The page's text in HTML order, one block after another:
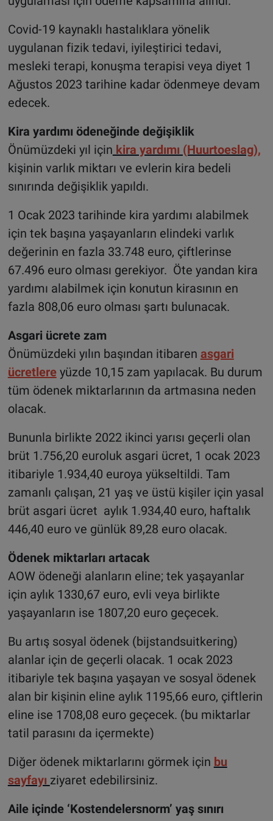
Covid-19 kaynaklı hastalıklara yönelik
uygulanan fizik tedavi, iyileştirici tedavi,
mesleki terapi, konuşma terapisi veya diyet 1
Ağustos 2023 tarihine kadar ödenmeye devam
edecek.
Kira yardımı ödeneğinde değişiklik
Önümüzdeki yıl için kira yardımı (Huurtoeslag),
kişinin varlık miktarı ve evlerin kira bedeli
sınırında değişiklik yapıldı.
1 Ocak 2023 tarihinde kira yardımı alabilmek
için tek başına yaşayanların elindeki varlık
değerinin en fazla 33.748 euro, çiftlerinse
67.496 euro olması gerekiyor. Öte yandan kira
yardımı alabilmek için konutun kirasının en
fazla 808,06 euro olması şartı bulunacak.
Asgari ücrete zam
Önümüzdeki yılın başından itibaren asgari
ücretlereyüzde 10,15 zam yapılacak. Bu durum
tüm ödenek miktarlarının da artmasına neden
olacak.
Bununla birlikte 2022 ikinci yarısı geçerli olan
brüt 1.756,20 euroluk asgari ücret, 1 ocak 2023
itibariyle 1.934,40 euroya yükseltildi. Tam
zamanlı çalışan, 21 yaş ve üstü kişiler için yasal
brüt asgari ücret aylık 1.934,40 euro, haftalık
446,40 euro ve günlük 89,28 euro olacak.
Ödenek miktarları artacak
AOW ödeneği alanların eline; tek yaşayanlar
için aylık 1330,67 euro, evli veya birlikte
yaşayanların ise 1807,20 euro geçecek.
Bu artış sosyal ödenek (bijstandsuitkering)
alanlar için de geçerli olacak. 1 ocak 2023
itibariyle tek başına yaşayan ve sosyal ödenek
alan bir kişinin eline aylık 1195,66 euro, çiftlerin
eline ise 1708,08 euro geçecek. (bu miktarlar
tatil parasını da içermekte)
Diğer ödenek miktarlarını görmek için bu
sayfayı ziyaret edebilirsiniz.
Aile içinde ‘Kostendelersnorm’ yaş sınırı